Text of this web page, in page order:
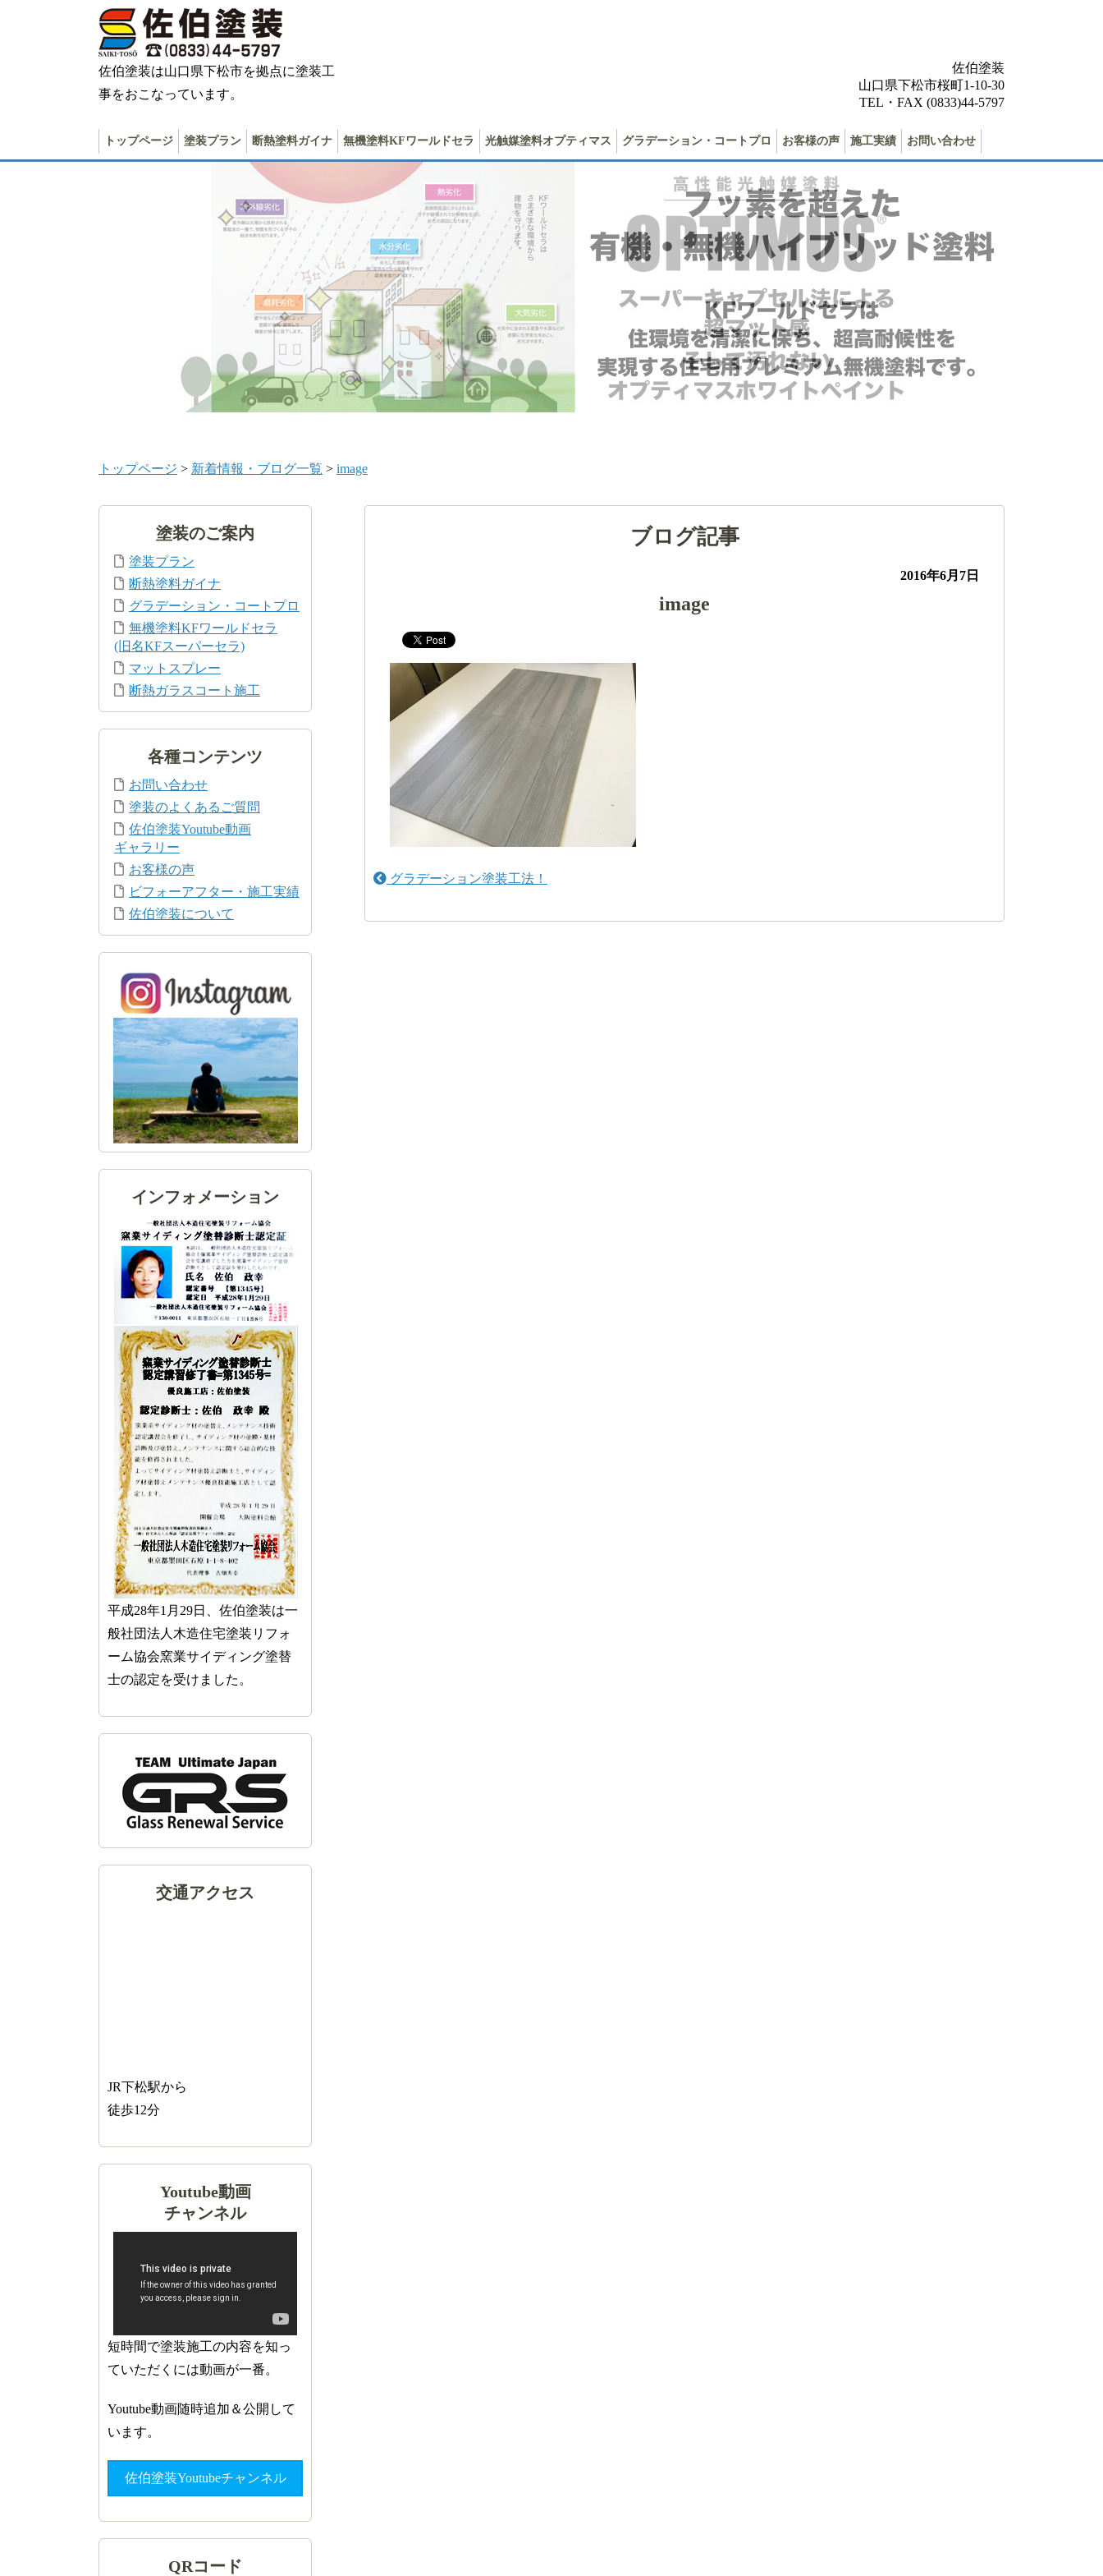
佐伯塗装は山口県下松市を拠点に塗装工
事をおこなっています。
佐伯塗装
山口県下松市桜町1-10-30
TEL・FAX (0833)44-5797
トップページ 塗装プラン 断熱塗料ガイナ 無機塗料KFワールドセラ 光触媒塗料オプティマス グラデーション・コートプロ お客様の声 施工実績 お問い合わせ
トップページ > 新着情報・ブログ一覧 > image
ブログ記事
2016年6月7日
image
グラデーション塗装工法！
塗装のご案内
塗装プラン
断熱塗料ガイナ
グラデーション・コートプロ
無機塗料KFワールドセラ
(旧名KFスーパーセラ)
マットスプレー
断熱ガラスコート施工
各種コンテンツ
お問い合わせ
塗装のよくあるご質問
佐伯塗装Youtube動画
ギャラリー
お客様の声
ビフォーアフター・施工実績
佐伯塗装について
インフォメーション
平成28年1月29日、佐伯塗装は一
般社団法人木造住宅塗装リフォ
ーム協会窯業サイディング塗替
士の認定を受けました。
交通アクセス
JR下松駅から
徒歩12分
Youtube動画
チャンネル
短時間で塗装施工の内容を知っ
ていただくには動画が一番。
Youtube動画随時追加＆公開して
います。
佐伯塗装Youtubeチャンネル
QRコード